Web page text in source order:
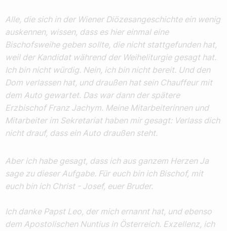
Alle, die sich in der Wiener Diözesangeschichte ein wenig
auskennen, wissen, dass es hier einmal eine
Bischofsweihe geben sollte, die nicht stattgefunden hat,
weil der Kandidat während der Weiheliturgie gesagt hat.
Ich bin nicht würdig. Nein, ich bin nicht bereit. Und den
Dom verlassen hat, und draußen hat sein Chauffeur mit
dem Auto gewartet. Das war dann der spätere
Erzbischof Franz Jachym. Meine Mitarbeiterinnen und
Mitarbeiter im Sekretariat haben mir gesagt: Verlass dich
nicht drauf, dass ein Auto draußen steht.
Aber ich habe gesagt, dass ich aus ganzem Herzen Ja
sage zu dieser Aufgabe. Für euch bin ich Bischof, mit
euch bin ich Christ - Josef, euer Bruder.
Ich danke Papst Leo, der mich ernannt hat, und ebenso
dem Apostolischen Nuntius in Österreich. Exzellenz, ich